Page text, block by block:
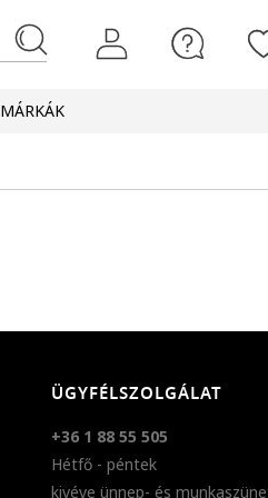
MÁRKÁK
ÜGYFÉLSZOLGÁLAT
+36 1 88 55 505
Hétfő - péntek
kivéve ünnep- és